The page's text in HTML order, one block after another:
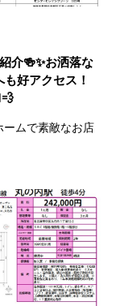
介🍻✨お洒落な
好アクセス！
ームで素敵なお店